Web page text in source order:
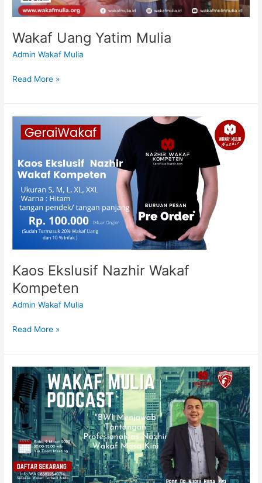
Wakaf Uang Yatim Mulia
Admin Wakaf Mulia
Read More »
Kaos Ekslusif Nazhir Wakaf
Kompeten
Admin Wakaf Mulia
Ekslusif
Wakaf
Kompeten
Read More »
Wakaf
Mulia
Podcast
Bersama
Prof
Dr
Nurul
Huda
BWI